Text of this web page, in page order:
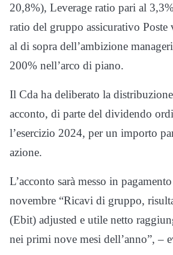
20,8%), Leverage ratio pari al
ratio del gruppo assicurativo Poste
al di sopra dell’ambizione
200% nell’arco di piano.
Il Cda ha deliberato la
acconto, di parte del dividendo
l’esercizio 2024, per un importo
azione.
L’acconto sarà messo in
novembre “Ricavi di gruppo,
(Ebit) adjusted e utile netto
nei primi nove mesi dell’anno”, –